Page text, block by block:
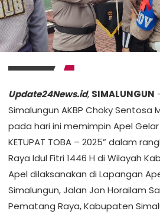
Update24News.id, SIMALUNGUN
Simalungun AKBP Choky Sentosa
pada hari ini memimpin Apel Gelar
KETUPAT TOBA – 2025” dalam
Raya Idul Fitri 1446 H di Wilayah
Apel dilaksanakan di Lapangan
Simalungun, Jalan Jon Horailam
Pematang Raya, Kabupaten